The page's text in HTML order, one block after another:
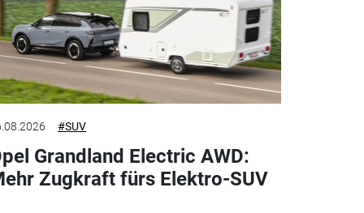
#SUV
Grandland Electric AWD:
Zugkraft fürs Elektro-SUV